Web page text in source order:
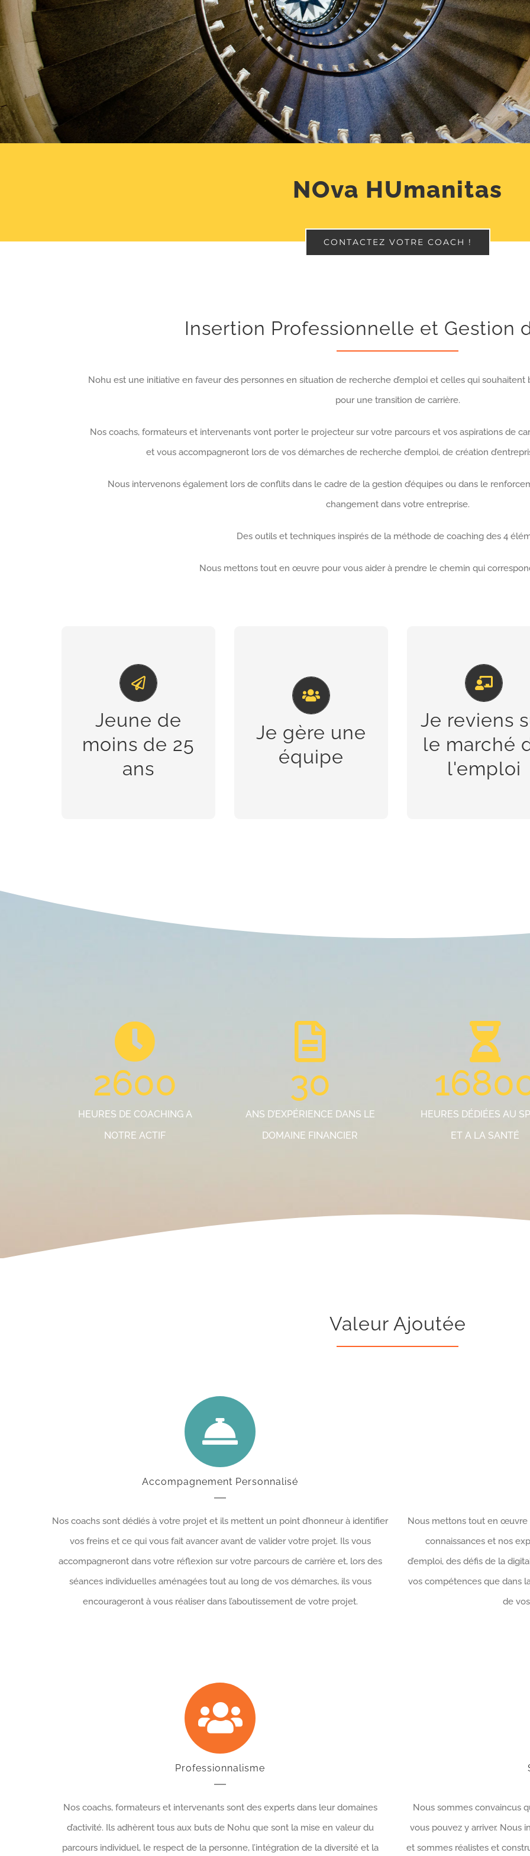
NOva HUmanitas
CONTACTEZ VOTRE COACH !
Insertion Professionnelle et Gestion
Nohu est une initiative en faveur des personnes en situation de recherche d’emploi et celles qui
pour une transition de carrière.
Nos coachs, formateurs et intervenants vont porter le projecteur sur votre parcours et vos aspirations de
et vous accompagneront lors de vos démarches de recherche d’emploi, de création
Nous intervenons également lors de conflits dans le cadre de la gestion d’équipes ou dans le
changement dans votre entreprise.
Des outils et techniques inspirés de la méthode de coaching des 4
Nous mettons tout en œuvre pour vous aider à prendre le chemin qui
Jeune de
moins de 25
ans
Préparation aux examens, 1er
emploi, orientation
professionnelle, réseautage,
sport et santé
DESCRIPTIF DES
Je gère une
équipe
L'ESPRIT D'ÉQUIPE
Résolution de conflits et
gestion du changement
DESCRIPTIF DES
Je reviens
le marché
l'emploi
ET J'AI DES PROJETS
PROFESSIONNELS
d’emploi, réseautage
DESCRIPTIF DES
PRESTATIONS
2600
HEURES DE COACHING A
NOTRE ACTIF
30
ANS D’EXPÉRIENCE DANS LE
DOMAINE FINANCIER
HEURES DÉDIÉES AU
ET A LA SANTÉ
Valeur Ajoutée
Accompagnement Personnalisé
Nos coachs sont dédiés à votre projet et ils mettent un point d’honneur à identifier
vos freins et ce qui vous fait avancer avant de valider votre projet. Ils vous
accompagneront dans votre réflexion sur votre parcours de carrière et, lors des
séances individuelles aménagées tout au long de vos démarches, ils vous
encourageront à vous réaliser dans l’aboutissement de votre projet.
Nous mettons tout en œuvre
connaissances et nos
d’emploi, des défis de la
vos compétences que dans
de
Professionnalisme
Nos coachs, formateurs et intervenants sont des experts dans leur domaines
d’activité. Ils adhèrent tous aux buts de Nohu que sont la mise en valeur du
parcours individuel, le respect de la personne, l’intégration de la diversité et la
Nous sommes convaincus
vous pouvez y arriver. Nous
et sommes réalistes et